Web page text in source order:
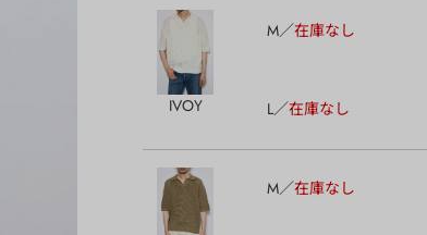
IVOY
M 在庫なし
L 在庫なし
M 在庫なし